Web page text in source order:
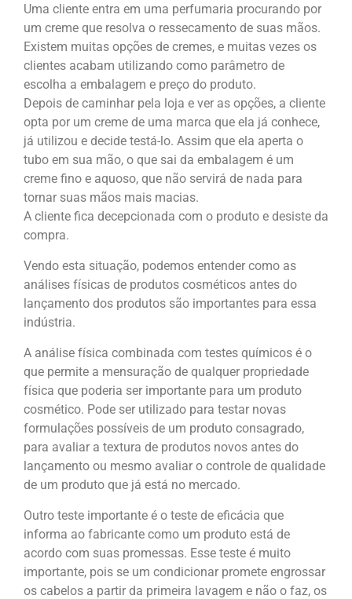
Uma cliente entra em uma perfumaria procurando por
um creme que resolva o ressecamento de suas mãos.
Existem muitas opções de cremes, e muitas vezes os
clientes acabam utilizando como parâmetro de
escolha a embalagem e preço do produto.
Depois de caminhar pela loja e ver as opções, a cliente
opta por um creme de uma marca que ela já conhece,
já utilizou e decide testá-lo. Assim que ela aperta o
tubo em sua mão, o que sai da embalagem é um
creme fino e aquoso, que não servirá de nada para
tornar suas mãos mais macias.
A cliente fica decepcionada com o produto e desiste da
compra.
Vendo esta situação, podemos entender como as
análises físicas de produtos cosméticos antes do
lançamento dos produtos são importantes para essa
indústria.
A análise física combinada com testes químicos é o
que permite a mensuração de qualquer propriedade
física que poderia ser importante para um produto
cosmético. Pode ser utilizado para testar novas
formulações possíveis de um produto consagrado,
para avaliar a textura de produtos novos antes do
lançamento ou mesmo avaliar o controle de qualidade
de um produto que já está no mercado.
Outro teste importante é o teste de eficácia que
informa ao fabricante como um produto está de
acordo com suas promessas. Esse teste é muito
importante, pois se um condicionar promete engrossar
os cabelos a partir da primeira lavagem e não o faz, os